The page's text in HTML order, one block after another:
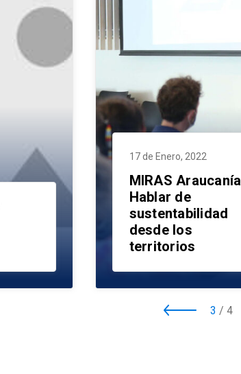
17 de Enero, 2022
MIRAS
Hablar de
sustentabilidad
desde los
territorios
3 / 4